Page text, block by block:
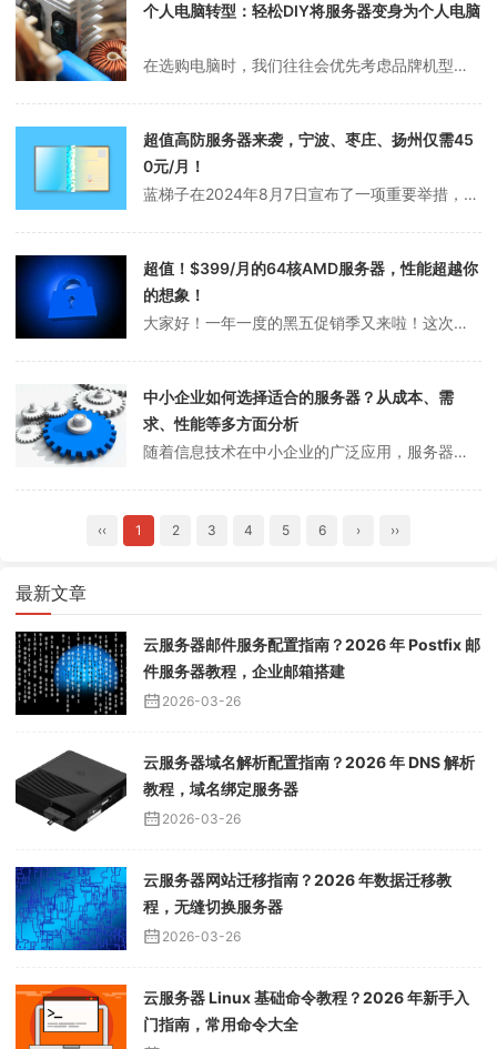
个人电脑转型：轻松DIY将服务器变身为个人电脑
在选购电脑时，我们往往会优先考虑品牌机型，例如苹果、联想或戴尔。这些电脑以稳定的性能和成熟的系统著称，但价格通常较高。如果对运算能力或存储空间有更高需求，服务器可能是一个值得考虑的选择。服务器是一种专为其他设备或计算机提供服务而设计的设备，通常配备高性能硬件和针对特定任务优化的软件。这使得服务器在运算能力、存...
超值高防服务器来袭，宁波、枣庄、扬州仅需45
0元/月！
蓝梯子在2024年8月7日宣布了一项重要举措，对国内高防物理服务器资源进行了大幅扩充。此次扩充主要针对宁波高防、枣庄高防以及扬州高防三大节点，新增了大量优质资源。目前，这三个节点的国内高防服务器均推出了优惠价格，性价比非常突出。如果您有相关需求，不妨联系客服获取详细报价！以下是部分配置及价格信息：宁波高防服务...
超值！$399/月的64核AMD服务器，性能超越你
的想象！
大家好！一年一度的黑五促销季又来啦！这次，spinservers（隶属于MET International，自1994年成立）推出了超值的服务器优惠活动，覆盖圣何塞和达拉斯两大热门机房。最低配置仅需179美元/月，就能入手强劲的服务器，配置包括双路E5-2696 v3处理器（36核/72线程），256G内存（...
中小企业如何选择适合的服务器？从成本、需
求、性能等多方面分析
随着信息技术在中小企业的广泛应用，服务器已经成为企业不可或缺的重要设备。服务器的选购不仅涉及到企业成本、应用需求、性能要求等诸多因素，还涉及到是否满足安全性、稳定性、可靠性等要求。本文将从成本、应用需求、性能要求、安全性、稳定性、可靠性等几个方面来分析如何选择适合企业的服务器。1.成本任何一家中小企业在选择服...
‹‹ 1 2 3 4 5 6 › ››
最新文章
云服务器邮件服务配置指南？2026 年 Postfix 邮
件服务器教程，企业邮箱搭建
2026-03-26
云服务器域名解析配置指南？2026 年 DNS 解析
教程，域名绑定服务器
2026-03-26
云服务器网站迁移指南？2026 年数据迁移教
程，无缝切换服务器
2026-03-26
云服务器 Linux 基础命令教程？2026 年新手入
门指南，常用命令大全